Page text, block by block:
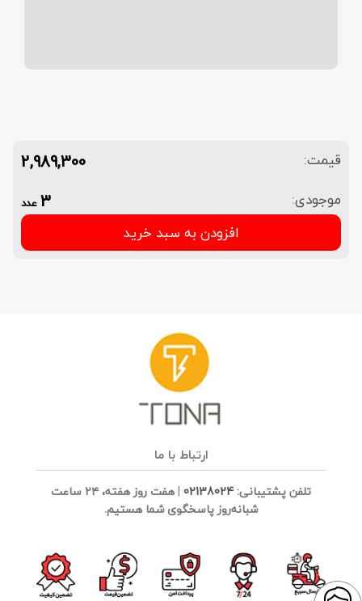
قیمت: 2,989,300
موجودی: 3عدد
افزودن به سبد خرید
ارتباط با ما
تلفن پشتیبانی:02138024
|
هفت روز هفته، ۲۴ ساعت
شبانه‌روز پاسخگوی شما هستیم.